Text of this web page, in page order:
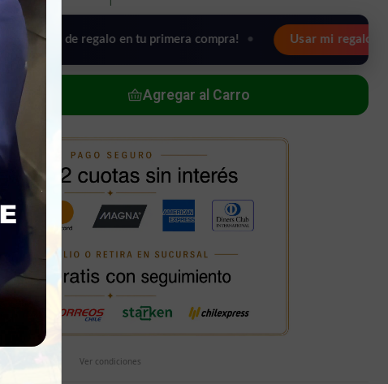
de regalo en tu primera compra! • Usar mi regalo ahora 🖤
Agregar al Carro
Ver condiciones